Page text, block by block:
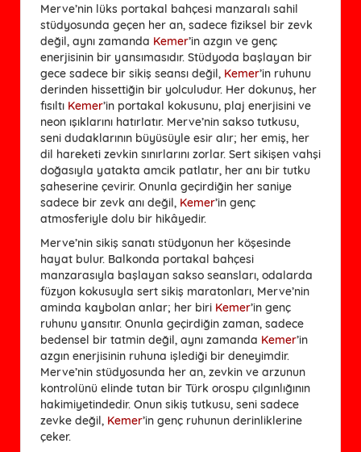
Merve’nin lüks portakal bahçesi manzaralı sahil
stüdyosunda geçen her an, sadece fiziksel bir zevk
değil, aynı zamanda Kemer’in azgın ve genç
enerjisinin bir yansımasıdır. Stüdyoda başlayan bir
gece sadece bir sikiş seansı değil, Kemer’in ruhunu
derinden hissettiğin bir yolculudur. Her dokunuş, her
fısıltı Kemer’in portakal kokusunu, plaj enerjisini ve
neon ışıklarını hatırlatır. Merve’nin sakso tutkusu,
seni dudaklarının büyüsüyle esir alır; her emiş, her
dil hareketi zevkin sınırlarını zorlar. Sert sikişen vahşi
doğasıyla yatakta amcik patlatır, her anı bir tutku
şaheserine çevirir. Onunla geçirdiğin her saniye
sadece bir zevk anı değil, Kemer’in genç
atmosferiyle dolu bir hikâyedir.
Merve’nin sikiş sanatı stüdyonun her köşesinde
hayat bulur. Balkonda portakal bahçesi
manzarasıyla başlayan sakso seansları, odalarda
füzyon kokusuyla sert sikiş maratonları, Merve’nin
aminda kaybolan anlar; her biri Kemer’in genç
ruhunu yansıtır. Onunla geçirdiğin zaman, sadece
bedensel bir tatmin değil, aynı zamanda Kemer’in
azgın enerjisinin ruhuna işlediği bir deneyimdir.
Merve’nin stüdyosunda her an, zevkin ve arzunun
kontrolünü elinde tutan bir Türk orospu çılgınlığının
hakimiyetindedir. Onun sikiş tutkusu, seni sadece
zevke değil, Kemer’in genç ruhunun derinliklerine
çeker.